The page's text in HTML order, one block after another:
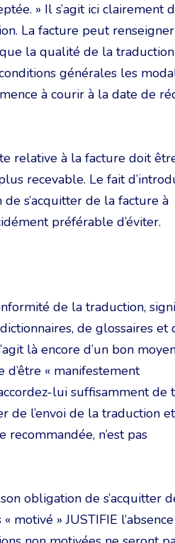
» Il s’agit ici clairement
La facture peut
la qualité de la traduction
générales les
à courir à la date de
relative à la facture doit
recevable. Le fait
s’acquitter de la facture à
préférable d’éviter.
de la traduction,
de glossaires et
là encore d’un bon
d’être « manifestement
lui suffisamment de
de l’envoi de la traduction et
n’est pas
obligation de s’acquitter
motivé » JUSTIFIE